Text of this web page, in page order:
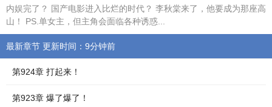
内娱完了？ 国产电影进入比烂的时代？ 李秋棠来了，他要成为那座高
山！ PS.单女主，但主角会面临各种诱惑...
最新章节 更新时间：9分钟前
第924章 打起来！
第923章 爆了爆了！